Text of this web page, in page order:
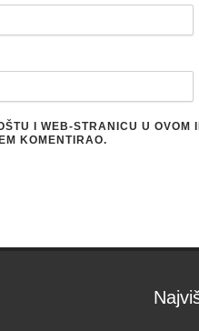
I WEB-STRANICU U OVOM
KOMENTIRAO.